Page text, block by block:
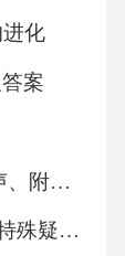
理、
能；
台账
示例
固废产
频接
进化
案
英语48个国际音标课件(单词带声、附有声国际音标图)
小升初六年级 小学英语 疑问词 特殊疑问句